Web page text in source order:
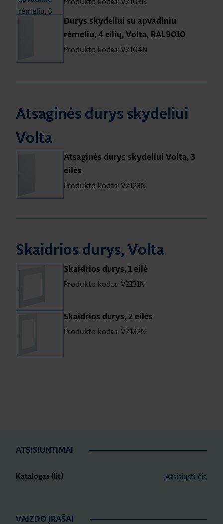
Durys skydeliui su apvadiniu
rėmeliu, 4 eilių, Volta, RAL9010
Produkto kodas: VZ104N
Atsaginės durys skydeliui
Volta
Atsaginės durys skydeliui Volta, 3
eilės
Produkto kodas: VZ123N
Skaidrios durys, Volta
Skaidrios durys, 1 eilė
Produkto kodas: VZ131N
Skaidrios durys, 2 eilės
Produkto kodas: VZ132N
ATSISIUNTIMAI
Katalogas (lit) Atsisiųsti čia
VAIZDO ĮRAŠAI